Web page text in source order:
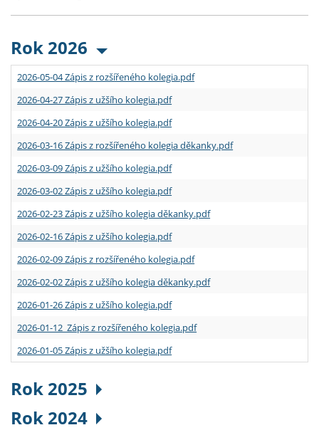
Rok 2026
2026-05-04 Zápis z rozšířeného kolegia.pdf
2026-04-27 Zápis z užšího kolegia.pdf
2026-04-20 Zápis z užšího kolegia.pdf
2026-03-16 Zápis z rozšířeného kolegia děkanky.pdf
2026-03-09 Zápis z užšího kolegia.pdf
2026-03-02 Zápis z užšího kolegia.pdf
2026-02-23 Zápis z užšího kolegia děkanky.pdf
2026-02-16 Zápis z užšího kolegia.pdf
2026-02-09 Zápis z rozšířeného kolegia.pdf
2026-02-02 Zápis z užšího kolegia děkanky.pdf
2026-01-26 Zápis z užšího kolegia.pdf
2026-01-12 Zápis z rozšířeného kolegia.pdf
2026-01-05 Zápis z užšího kolegia.pdf
Rok 2025
Rok 2024